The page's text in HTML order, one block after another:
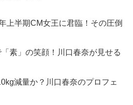
上半期CM女王に君臨！その圧倒
素」の笑顔！川口春奈が見せる
減量か？川口春奈のプロフェ